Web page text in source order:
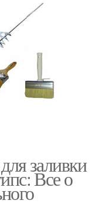
заливки
Все о